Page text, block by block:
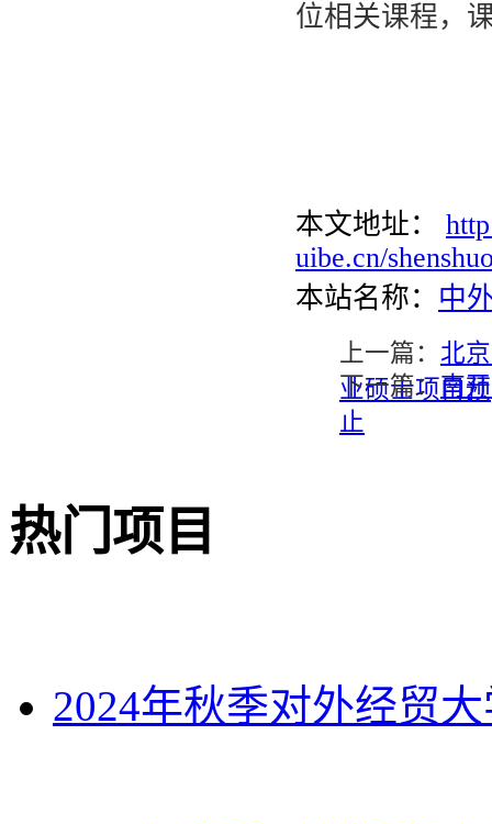
位相关课程，
本文地址：
uibe.cn/
本站名称： 中
上一篇： 北
业硕士项目预
下一篇：南
止
热门项目
2024年秋季对外经贸